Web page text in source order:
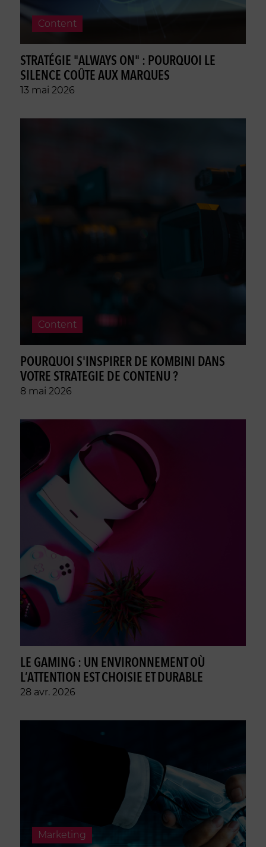
Content
STRATÉGIE "ALWAYS ON" : POURQUOI LE
SILENCE COÛTE AUX MARQUES
13 mai 2026
Content
POURQUOI S'INSPIRER DE KOMBINI DANS
VOTRE STRATEGIE DE CONTENU ?
8 mai 2026
LE GAMING : UN ENVIRONNEMENT OÙ
L’ATTENTION EST CHOISIE ET DURABLE
28 avr. 2026
Marketing